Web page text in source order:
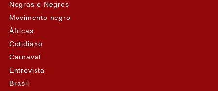
Negras e Negros
Movimento negro
Áfricas
Cotidiano
Carnaval
Entrevista
Brasil